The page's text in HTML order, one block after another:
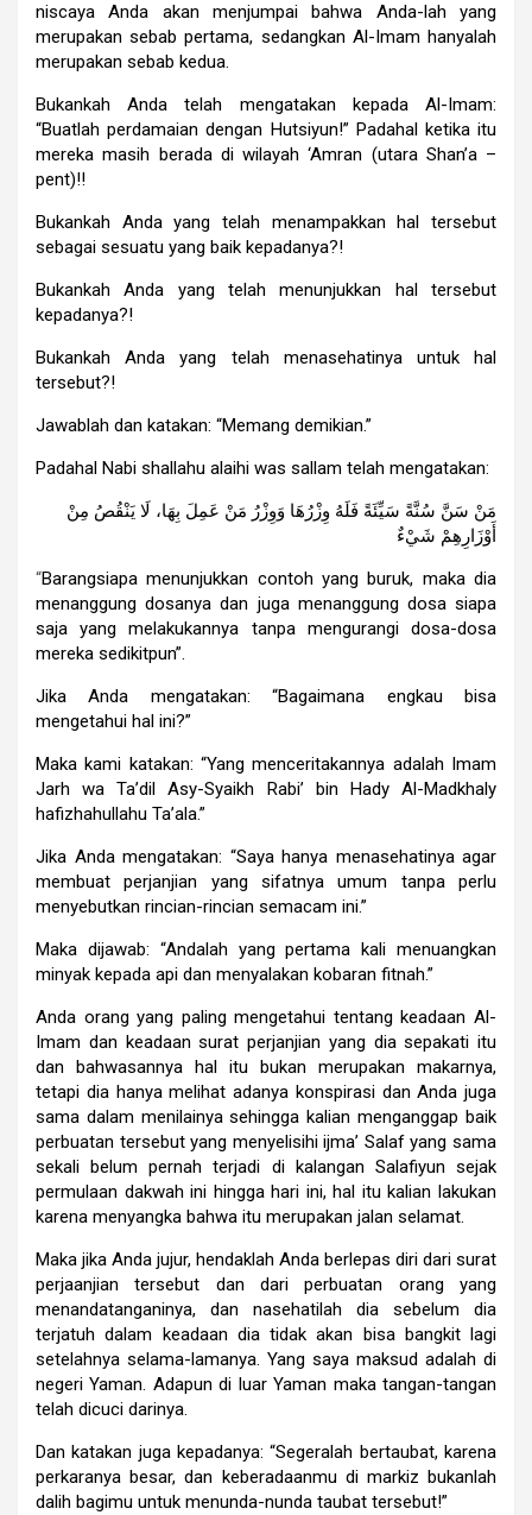
niscaya Anda akan menjumpai bahwa Anda-lah yang
merupakan sebab pertama, sedangkan Al-Imam hanyalah
merupakan sebab kedua.
Bukankah Anda telah mengatakan kepada Al-Imam:
“Buatlah perdamaian dengan Hutsiyun!” Padahal ketika itu
mereka masih berada di wilayah ‘Amran (utara Shan’a –
pent)!!
Bukankah Anda yang telah menampakkan hal tersebut
sebagai sesuatu yang baik kepadanya?!
Bukankah Anda yang telah menunjukkan hal tersebut
kepadanya?!
Bukankah Anda yang telah menasehatinya untuk hal
tersebut?!
Jawablah dan katakan: “Memang demikian.”
Padahal Nabi shallahu alaihi was sallam telah mengatakan:
مَنْ سَنَّ سُنَّةً سَيِّئَةً فَلَهُ وِزْرُهَا وَوِزْرُ مَنْ عَمِلَ بِهَا، لَا يَنْقُصُ مِنْ
أَوْزَارِهِمْ شَيْءٌ
“Barangsiapa menunjukkan contoh yang buruk, maka dia
menanggung dosanya dan juga menanggung dosa siapa
saja yang melakukannya tanpa mengurangi dosa-dosa
mereka sedikitpun”.
Jika Anda mengatakan: “Bagaimana engkau bisa
mengetahui hal ini?”
Maka kami katakan: “Yang menceritakannya adalah Imam
Jarh wa Ta’dil Asy-Syaikh Rabi’ bin Hady Al-Madkhaly
hafizhahullahu Ta’ala.”
Jika Anda mengatakan: “Saya hanya menasehatinya agar
membuat perjanjian yang sifatnya umum tanpa perlu
menyebutkan rincian-rincian semacam ini.”
Maka dijawab: “Andalah yang pertama kali menuangkan
minyak kepada api dan menyalakan kobaran fitnah.”
Anda orang yang paling mengetahui tentang keadaan Al-
Imam dan keadaan surat perjanjian yang dia sepakati itu
dan bahwasannya hal itu bukan merupakan makarnya,
tetapi dia hanya melihat adanya konspirasi dan Anda juga
sama dalam menilainya sehingga kalian menganggap baik
perbuatan tersebut yang menyelisihi ijma’ Salaf yang sama
sekali belum pernah terjadi di kalangan Salafiyun sejak
permulaan dakwah ini hingga hari ini, hal itu kalian lakukan
karena menyangka bahwa itu merupakan jalan selamat.
Maka jika Anda jujur, hendaklah Anda berlepas diri dari surat
perjaanjian tersebut dan dari perbuatan orang yang
menandatanganinya, dan nasehatilah dia sebelum dia
terjatuh dalam keadaan dia tidak akan bisa bangkit lagi
setelahnya selama-lamanya. Yang saya maksud adalah di
negeri Yaman. Adapun di luar Yaman maka tangan-tangan
telah dicuci darinya.
Dan katakan juga kepadanya: “Segeralah bertaubat, karena
perkaranya besar, dan keberadaanmu di markiz bukanlah
dalih bagimu untuk menunda-nunda taubat tersebut!”